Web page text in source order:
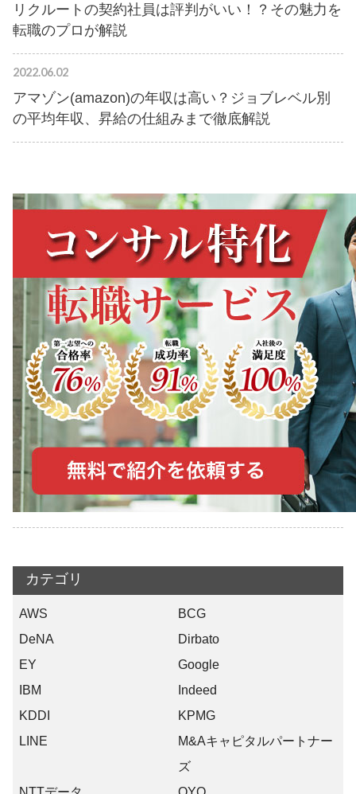
リクルートの契約社員は評判がいい！？その魅力を
転職のプロが解説
2022.06.02
アマゾン(amazon)の年収は高い？ジョブレベル別
の平均年収、昇給の仕組みまで徹底解説
カテゴリ
AWS
BCG
DeNA
Dirbato
EY
Google
IBM
Indeed
KDDI
KPMG
LINE
M&Aキャピタルパートナー
ズ